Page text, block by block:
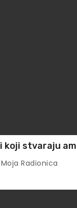
koji stvaraju
Moja Radionica